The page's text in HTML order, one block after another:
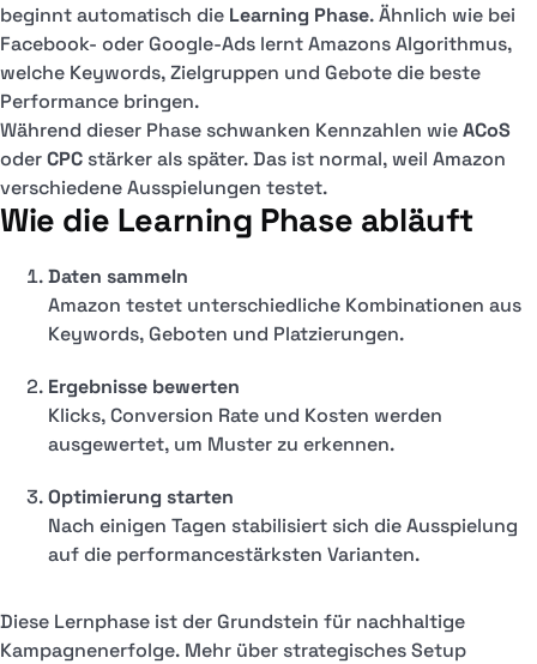
beginnt automatisch die Learning Phase. Ähnlich wie bei
Facebook- oder Google-Ads lernt Amazons Algorithmus,
welche Keywords, Zielgruppen und Gebote die beste
Performance bringen.
Während dieser Phase schwanken Kennzahlen wieACoS
oderCPC stärker als später. Das ist normal, weil Amazon
verschiedene Ausspielungen testet.
Wie die Learning Phase abläuft
Daten sammeln
Amazon testet unterschiedliche Kombinationen aus
Keywords, Geboten und Platzierungen.
Ergebnisse bewerten
Klicks, Conversion Rate und Kosten werden
ausgewertet, um Muster zu erkennen.
Optimierung starten
Nach einigen Tagen stabilisiert sich die Ausspielung
auf die performancestärksten Varianten.
Diese Lernphase ist der Grundstein für nachhaltige
Kampagnenerfolge. Mehr über strategisches Setup